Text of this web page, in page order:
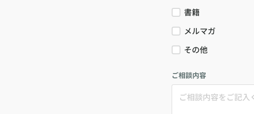
書籍
メルマガ
その他
ご相談内容